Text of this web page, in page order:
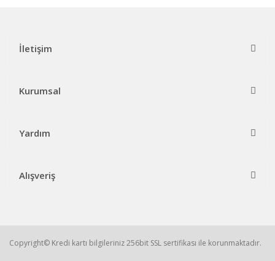
İletişim
Kurumsal
Yardım
Alışveriş
Copyright© Kredi kartı bilgileriniz 256bit SSL sertifikası ile korunmaktadır.